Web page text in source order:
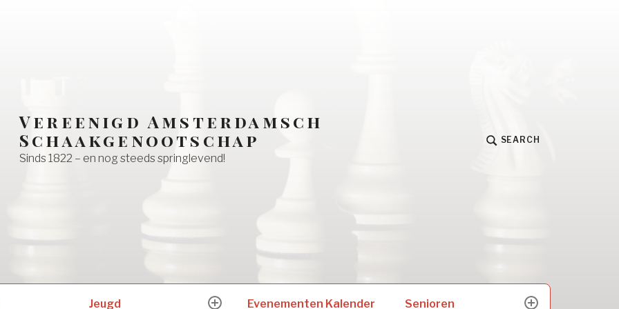
Vereenigd Amsterdamsch
Schaakgenootschap
Sinds 1822 – en nog steeds springlevend!
SEARCH
Jeugd Evenementen Kalender Senioren